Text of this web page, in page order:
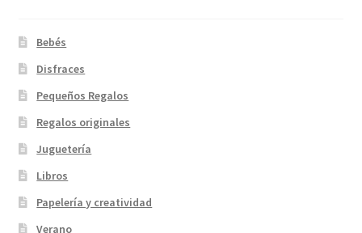
Bebés
Disfraces
Pequeños Regalos
Regalos originales
Juguetería
Libros
Papelería y creatividad
Verano